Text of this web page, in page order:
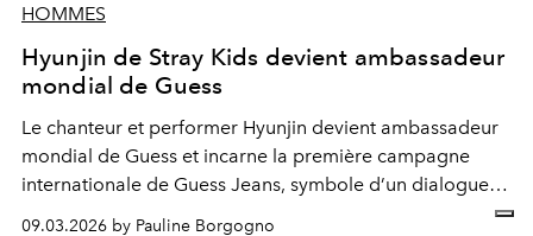
HOMMES
Hyunjin de Stray Kids devient ambassadeur
mondial de Guess
Le chanteur et performer Hyunjin devient ambassadeur
mondial de Guess et incarne la première campagne
internationale de Guess Jeans, symbole d’un dialogue
entre héritage denim et expression contemporaine.
09.03.2026 by Pauline Borgogno